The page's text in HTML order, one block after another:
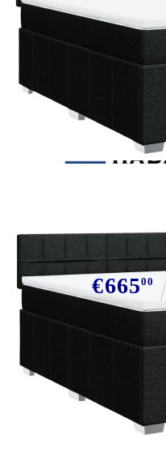
€66500
В
Безплатна доставка